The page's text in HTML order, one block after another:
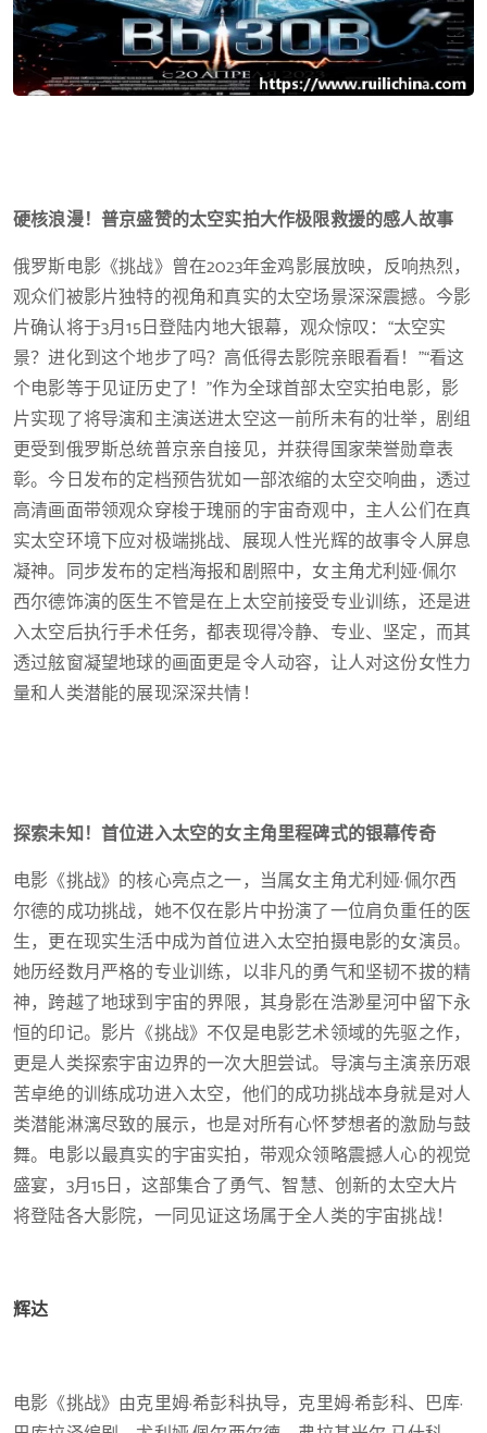
硬核浪漫！普京盛赞的太空实拍大作极限救援的感人故事
俄罗斯电影《挑战》曾在2023年金鸡影展放映，反响热烈，
观众们被影片独特的视角和真实的太空场景深深震撼。今影
片确认将于3月15日登陆内地大银幕，观众惊叹：“太空实
景？进化到这个地步了吗？高低得去影院亲眼看看！”“看这
个电影等于见证历史了！”作为全球首部太空实拍电影，影
片实现了将导演和主演送进太空这一前所未有的壮举，剧组
更受到俄罗斯总统普京亲自接见，并获得国家荣誉勋章表
彰。今日发布的定档预告犹如一部浓缩的太空交响曲，透过
高清画面带领观众穿梭于瑰丽的宇宙奇观中，主人公们在真
实太空环境下应对极端挑战、展现人性光辉的故事令人屏息
凝神。同步发布的定档海报和剧照中，女主角尤利娅·佩尔
西尔德饰演的医生不管是在上太空前接受专业训练，还是进
入太空后执行手术任务，都表现得冷静、专业、坚定，而其
透过舷窗凝望地球的画面更是令人动容，让人对这份女性力
量和人类潜能的展现深深共情！
探索未知！首位进入太空的女主角里程碑式的银幕传奇
电影《挑战》的核心亮点之一，当属女主角尤利娅·佩尔西
尔德的成功挑战，她不仅在影片中扮演了一位肩负重任的医
生，更在现实生活中成为首位进入太空拍摄电影的女演员。
她历经数月严格的专业训练，以非凡的勇气和坚韧不拔的精
神，跨越了地球到宇宙的界限，其身影在浩渺星河中留下永
恒的印记。影片《挑战》不仅是电影艺术领域的先驱之作，
更是人类探索宇宙边界的一次大胆尝试。导演与主演亲历艰
苦卓绝的训练成功进入太空，他们的成功挑战本身就是对人
类潜能淋漓尽致的展示，也是对所有心怀梦想者的激励与鼓
舞。电影以最真实的宇宙实拍，带观众领略震撼人心的视觉
盛宴，3月15日，这部集合了勇气、智慧、创新的太空大片
将登陆各大影院，一同见证这场属于全人类的宇宙挑战！
辉达
电影《挑战》由克里姆·希彭科执导，克里姆·希彭科、巴库·